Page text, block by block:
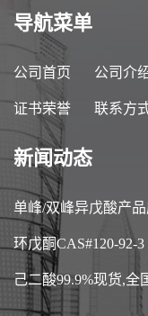
导航菜单
公司首页 公司介
证书荣誉 联系方
新闻动态
单峰/双峰异戊酸产品
环戊酮CAS#120-92-3
己二酸99.9%现货,全